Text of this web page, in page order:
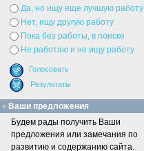
Да, но ищу еще лучшую работу
Нет, ищу другую работу
Пока без работы, в поиске
Не работаю и не ищу работу
Ваши предложения
Будем рады получить Ваши
предложения или замечания по
развитию и содержанию сайта.